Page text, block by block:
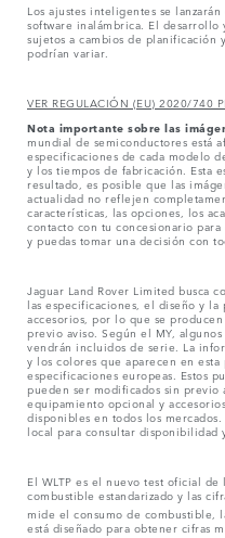
Los ajustes inteligentes se
software inalámbrica. El desarrollo
sujetos a cambios de planificación
podrían variar.
VER REGULACIÓN (EU) 2020/740
Nota importante sobre las
mundial de semiconductores está
especificaciones de cada modelo
y los tiempos de fabricación. Esta
resultado, es posible que las
actualidad no reflejen
características, las opciones, los
contacto con tu concesionario
y puedas tomar una decisión con
Jaguar Land Rover Limited busca
las especificaciones, el diseño y
accesorios, por lo que se
previo aviso. Según el MY,
vendrán incluidos de serie. La
y los colores que aparecen en esta
especificaciones europeas. Estos
pueden ser modificados sin previo
equipamiento opcional y
disponibles en todos los
local para consultar disponibilidad
El WLTP es el nuevo test oficial
combustible estandarizado y las
mide el consumo de combustible,
está diseñado para obtener cifras